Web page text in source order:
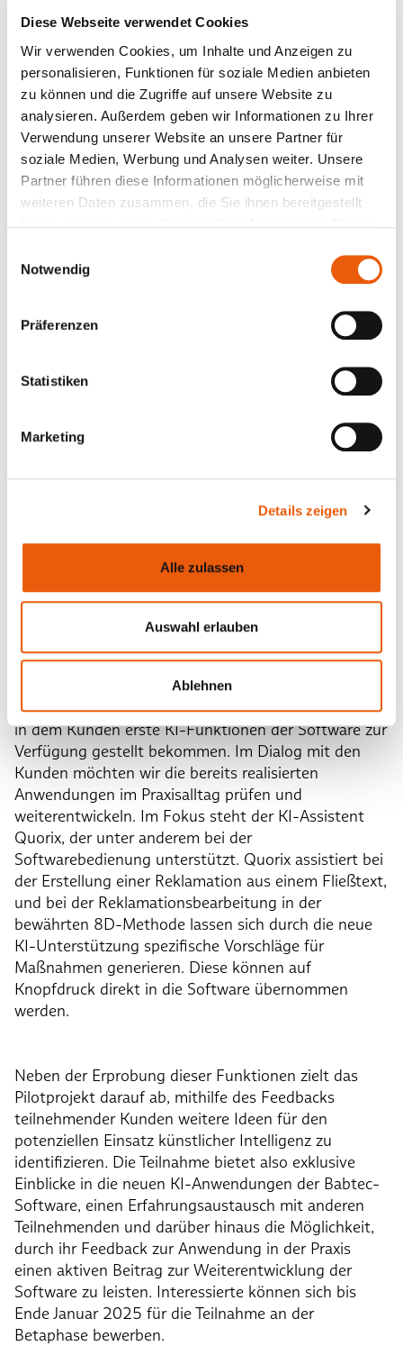
Diese Webseite verwendet Cookies
Wir verwenden Cookies, um Inhalte und Anzeigen zu
personalisieren, Funktionen für soziale Medien anbieten
zu können und die Zugriffe auf unsere Website zu
analysieren. Außerdem geben wir Informationen zu Ihrer
Verwendung unserer Website an unsere Partner für
soziale Medien, Werbung und Analysen weiter. Unsere
Partner führen diese Informationen möglicherweise mit
weiteren Daten zusammen, die Sie ihnen bereitgestellt
Notwendig
Präferenzen
Statistiken
Marketing
Details zeigen
Alle zulassen
Auswahl erlauben
Ablehnen
vorzubereiten.
Zusätzlich zu den genannten neuen Funktionen
haben wir die Technologie und Infrastruktur der
Software weiterentwickelt. Dies zeigt sich vor allem
in einer deutlich verbesserten Geschwindigkeit und
Reaktionsfähigkeit der Software – am Hauptsitz des
jeweiligen Unternehmens genauso wie an Standorten
im In- und Ausland oder im Homeoffice. Zudem
sensiblen Daten.
können aktiven Beitrag leisten
Technologien von künstlicher Intelligenz (KI)
auseinandergesetzt. Gemeinsam mit Anwender:innen
startet Anfang 2025 das Projekt „Babtec DiscoverAI“,
in dem Kunden erste KI-Funktionen der Software zur
Verfügung gestellt bekommen. Im Dialog mit den
Kunden möchten wir die bereits realisierten
Anwendungen im Praxisalltag prüfen und
weiterentwickeln. Im Fokus steht der KI-Assistent
Quorix, der unter anderem bei der
Softwarebedienung unterstützt. Quorix assistiert bei
der Erstellung einer Reklamation aus einem Fließtext,
und bei der Reklamationsbearbeitung in der
bewährten 8D-Methode lassen sich durch die neue
KI-Unterstützung spezifische Vorschläge für
Maßnahmen generieren. Diese können auf
Knopfdruck direkt in die Software übernommen
werden.
Neben der Erprobung dieser Funktionen zielt das
Pilotprojekt darauf ab, mithilfe des Feedbacks
teilnehmender Kunden weitere Ideen für den
potenziellen Einsatz künstlicher Intelligenz zu
identifizieren. Die Teilnahme bietet also exklusive
Einblicke in die neuen KI-Anwendungen der Babtec-
Software, einen Erfahrungsaustausch mit anderen
Teilnehmenden und darüber hinaus die Möglichkeit,
durch ihr Feedback zur Anwendung in der Praxis
einen aktiven Beitrag zur Weiterentwicklung der
Software zu leisten. Interessierte können sich bis
Ende Januar 2025 für die Teilnahme an der
Betaphase bewerben.